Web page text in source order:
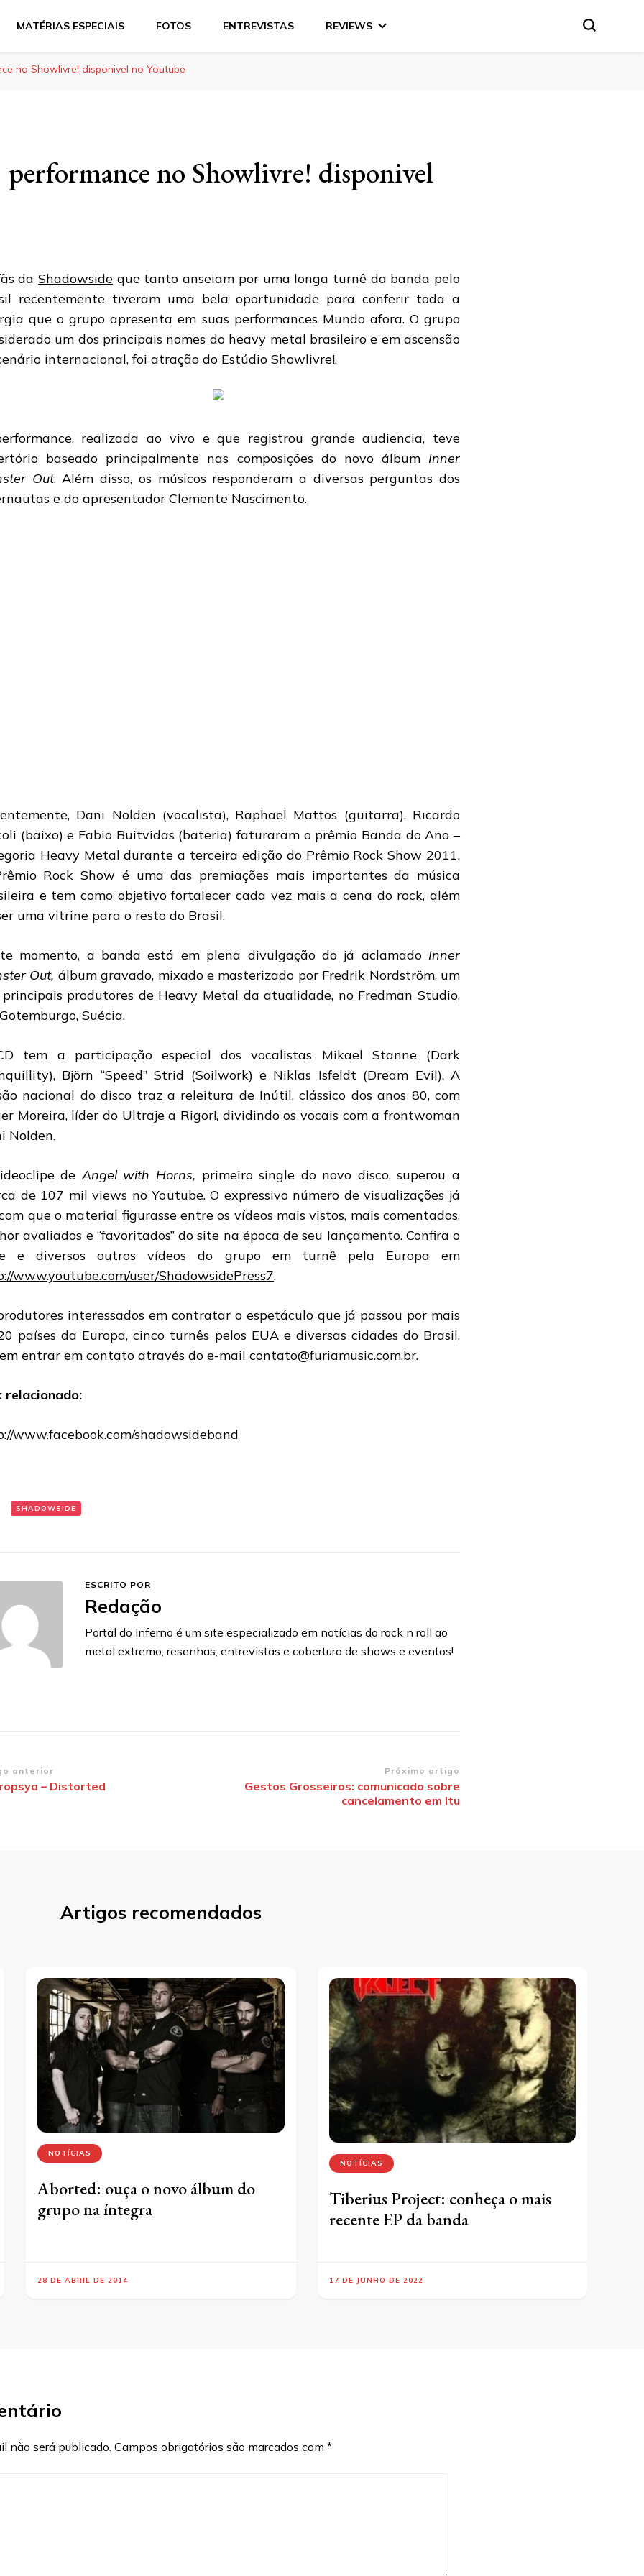
MATÉRIAS ESPECIAIS FOTOS ENTREVISTAS REVIEWS
no Showlivre! disponivel no Youtube
performance no Showlivre! disponivel
daShadowside que tanto anseiam por uma longa turnê da banda pelo
recentemente tiveram uma bela oportunidade para conferir toda a
que o grupo apresenta em suas performances Mundo afora. O grupo
um dos principais nomes do heavy metal brasileiro e em ascensão
internacional, foi atração do Estúdio Showlivre!.
realizada ao vivo e que registrou grande audiencia, teve
baseado principalmente nas composições do novo álbum Inner
Out. Além disso, os músicos responderam a diversas perguntas dos
e do apresentador Clemente Nascimento.
Dani Nolden (vocalista), Raphael Mattos (guitarra), Ricardo
(baixo) e Fabio Buitvidas (bateria) faturaram o prêmio Banda do Ano –
Heavy Metal durante a terceira edição do Prêmio Rock Show 2011.
Rock Show é uma das premiações mais importantes da música
e tem como objetivo fortalecer cada vez mais a cena do rock, além
uma vitrine para o resto do Brasil.
momento, a banda está em plena divulgação do já aclamado Inner
Out, álbum gravado, mixado e masterizado por Fredrik Nordström, um
principais produtores de Heavy Metal da atualidade, no Fredman Studio,
Suécia.
tem a participação especial dos vocalistas Mikael Stanne (Dark
Björn “Speed” Strid (Soilwork) e Niklas Isfeldt (Dream Evil). A
nacional do disco traz a releitura de Inútil, clássico dos anos 80, com
Moreira, líder do Ultraje a Rigor!, dividindo os vocais com a frontwoman
Nolden.
deAngel with Horns, primeiro single do novo disco, superou a
de 107 mil views no Youtube. O expressivo número de visualizações já
que o material figurasse entre os vídeos mais vistos, mais comentados,
avaliados e “favoritados” do site na época de seu lançamento. Confira o
e diversos outros vídeos do grupo em turnê pela Europa em
www.youtube.com/user/ShadowsidePress7.
interessados em contratar o espetáculo que já passou por mais
países da Europa, cinco turnês pelos EUA e diversas cidades do Brasil,
entrar em contato através do e-mail contato@furiamusic.com.br.
relacionado:
www.facebook.com/shadowsideband
SHADOWSIDE
ESCRITO POR
Redação
Portal do Inferno é um site especializado em notícias do rock n roll ao
metal extremo, resenhas, entrevistas e cobertura de shows e eventos!
anterior
– Distorted
Próximo artigo
Gestos Grosseiros: comunicado sobre
cancelamento em Itu
Artigos recomendados
NOTÍCIAS
Aborted: ouça o novo álbum do
grupo na íntegra
28 DE ABRIL DE 2014
NOTÍCIAS
Tiberius Project: conheça o mais
recente EP da banda
17 DE JUNHO DE 2022
não será publicado. Campos obrigatórios são marcados com *